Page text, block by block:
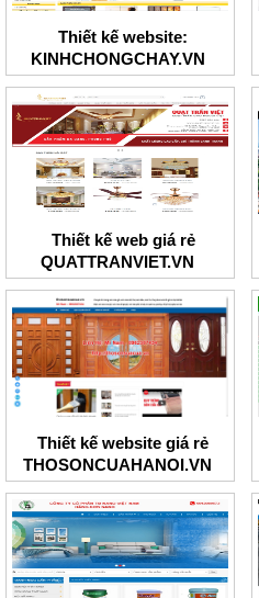
Thiết kế website:
KINHCHONGCHAY.VN
Thiết kế web giá rẻ
QUATTRANVIET.VN
Thiết kế website giá rẻ
THOSONCUAHANOI.VN